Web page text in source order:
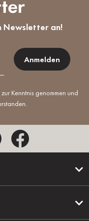
Newsletter an!
Anmelden
zur Kenntnis genommen und